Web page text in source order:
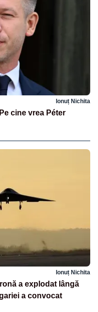
Ionuț Nichita
cine vrea Péter
Ionuț Nichita
a explodat lângă
a convocat